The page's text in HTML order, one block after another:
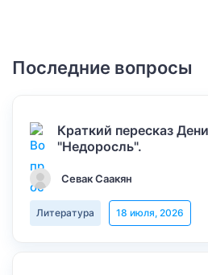
Последние вопросы
Краткий пересказ
"Недоросль".
Севак Саакян
Литература 18 июля, 2026